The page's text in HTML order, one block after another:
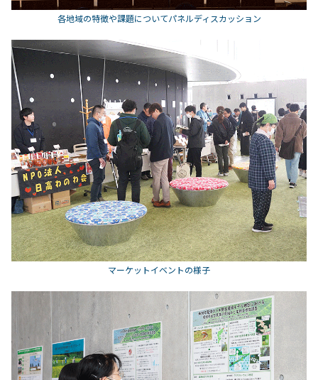
各地域の特徴や課題についてパネルディスカッション
マーケットイベントの様子